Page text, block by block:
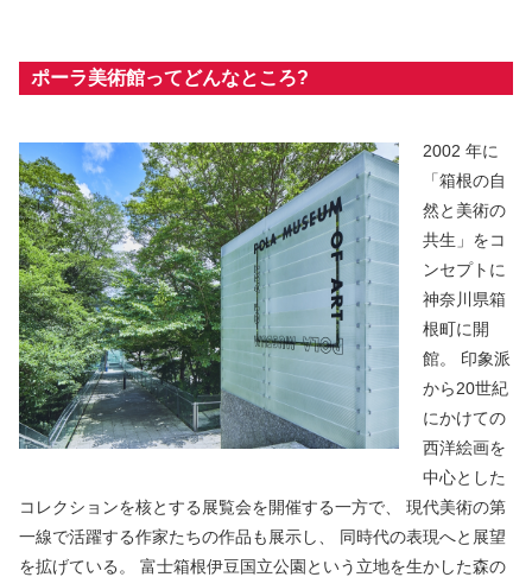
ポーラ美術館ってどんなところ?
2002 年に
「箱根の自
然と美術の
共生」をコ
ンセプトに
神奈川県箱
根町に開
館。 印象派
から20世紀
にかけての
西洋絵画を
中心とした
コレクションを核とする展覧会を開催する一方で、 現代美術の第
一線で活躍する作家たちの作品も展示し、 同時代の表現へと展望
を拡げている。 富士箱根伊豆国立公園という立地を生かした森の